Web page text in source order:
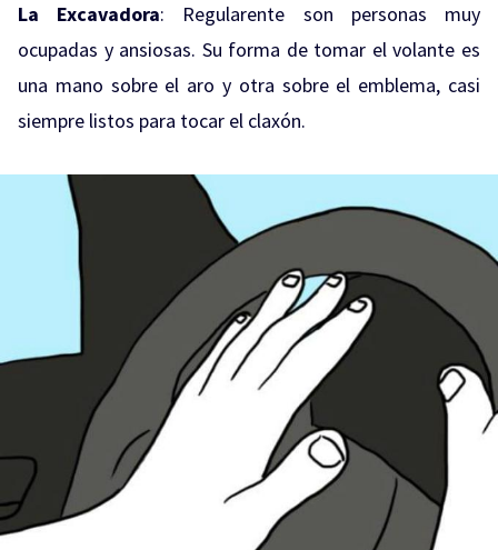
La Excavadora: Regularente son personas muy
ocupadas y ansiosas. Su forma de tomar el volante es
una mano sobre el aro y otra sobre el emblema, casi
siempre listos para tocar el claxón.